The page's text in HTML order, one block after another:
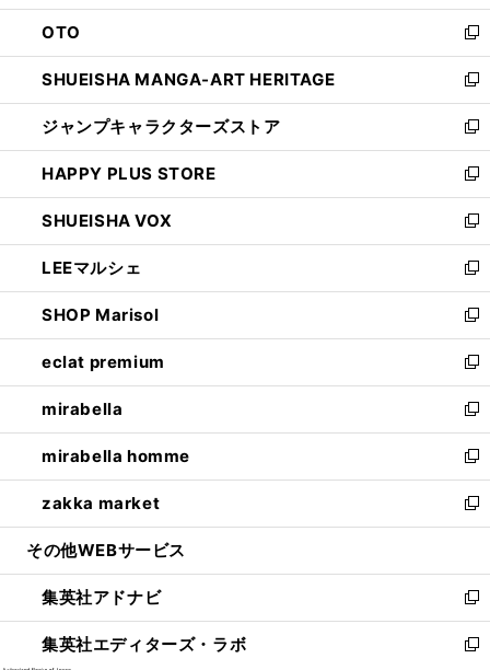
ウ
で
開
く
ン
ド
ウ
で
開
く
OTO
新
し
い
ウ
ィ
ン
ド
ウ
で
開
く
SHUEISHA MANGA-ART HERITAGE
新
し
い
ウ
ィ
ン
ド
ウ
で
開
く
ジャンプキャラクターズストア
新
し
い
ウ
ィ
ン
ド
ウ
で
開
く
HAPPY PLUS STORE
新
し
い
ウ
ィ
ン
ド
ウ
で
開
く
SHUEISHA VOX
新
し
い
ウ
ィ
ン
ド
ウ
で
開
く
LEEマルシェ
新
し
い
ウ
ィ
ン
ド
ウ
で
開
く
SHOP Marisol
新
し
い
ウ
ィ
ン
ド
ウ
で
開
eclat premium
新
し
い
ウ
ィ
ン
ド
ウ
開
く
mirabella
新
し
い
ウ
ィ
ン
ウ
で
開
く
mirabella homme
新
し
い
ウ
ン
ド
ウ
で
zakka market
新
し
ウ
ィ
ン
ド
その他WEBサービス
集英社アドナビ
新
し
い
集英社エディターズ・ラボ
新